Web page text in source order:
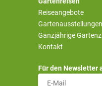
Reiseangebote
Gartenausstellungen
Ganzjährige
Kontakt
Für den Newsletter